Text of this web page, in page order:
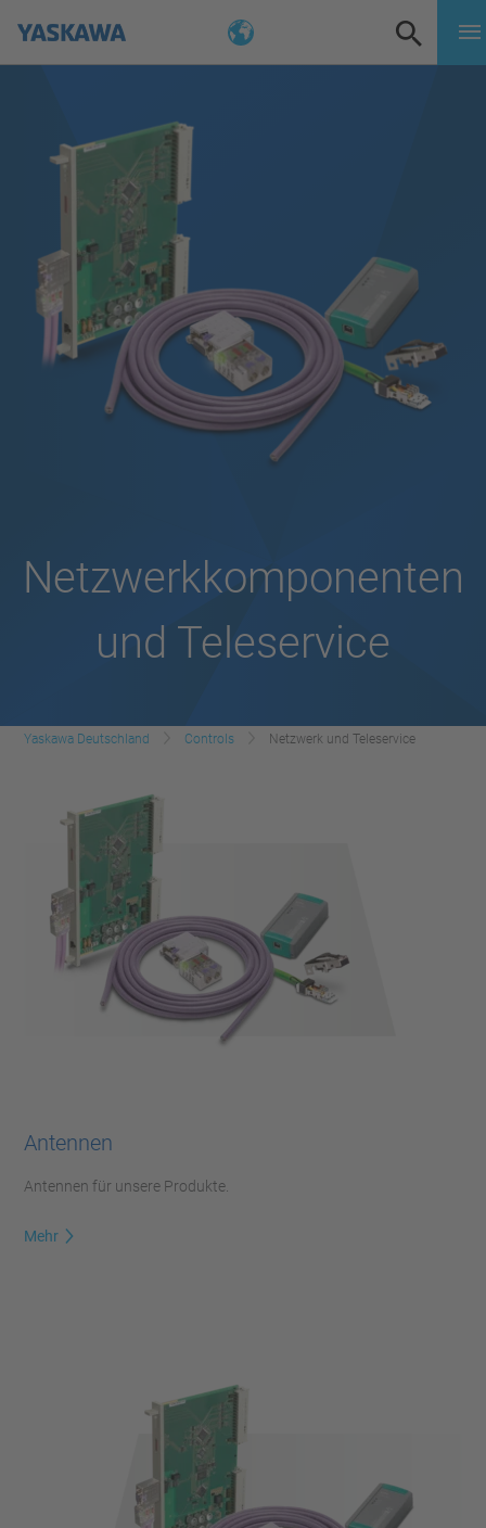
Netzwerkkomponenten
und Teleservice
Yaskawa Deutschland Controls Netzwerk und Teleservice
Antennen
Antennen für unsere Produkte.
Mehr